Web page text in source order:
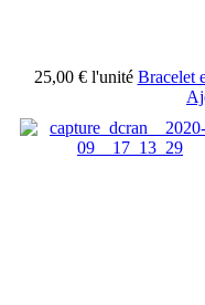
25,00 € l'unité Bracelet